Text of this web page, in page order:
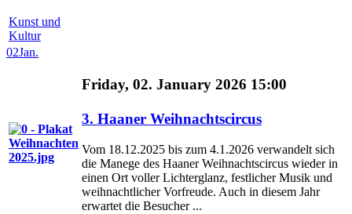
Kunst und
Kultur
02Jan.
Friday, 02. January 2026 15:00
3. Haaner Weihnachtscircus
Vom 18.12.2025 bis zum 4.1.2026 verwandelt sich
die Manege des Haaner Weihnachtscircus wieder in
einen Ort voller Lichterglanz, festlicher Musik und
weihnachtlicher Vorfreude. Auch in diesem Jahr
erwartet die Besucher ...